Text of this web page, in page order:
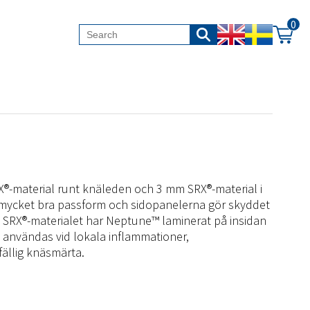
0
material runt knäleden och 3 mm SRX®-material i
bra passform och sidopanelerna gör skyddet
materialet har Neptune™ laminerat på insidan
vid lokala inflammationer,
knäsmärta.